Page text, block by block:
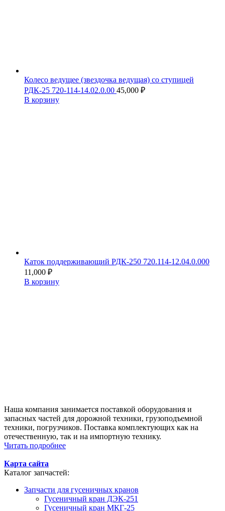
Колесо ведущее (звездочка ведущая) со ступицей
РДК-25 720-114-14.02.0.00 45,000 ₽
В корзину
Каток поддерживающий РДК-250 720.114-12.04.0.000
11,000 ₽
В корзину
Наша компания занимается поставкой оборудования и
запасных частей для дорожной техники, грузоподъемной
техники, погрузчиков. Поставка комплектующих как на
отечественную, так и на импортную технику.
Читать подробнее
Карта сайта
Каталог запчастей:
Запчасти для гусеничных кранов
Гусеничный кран ДЭК-251
Гусеничный кран МКГ-25